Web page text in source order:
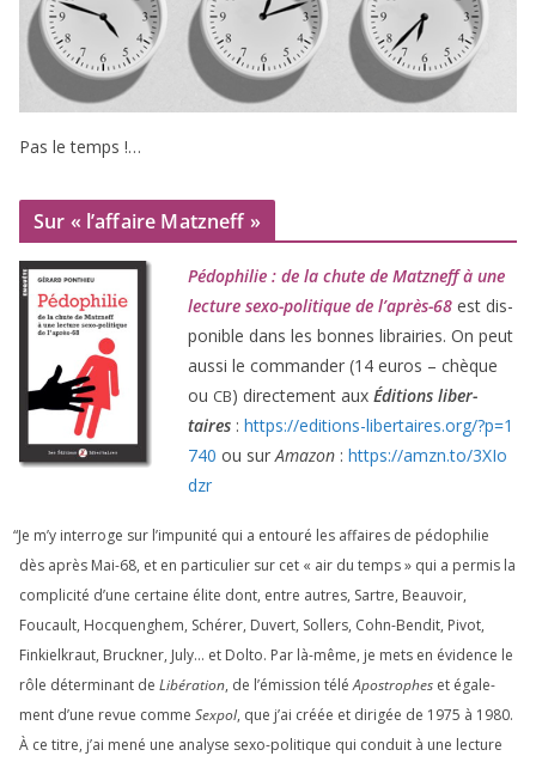
Pas le temps !…
Sur « l’affaire Matzneff »
Pédophilie : de la chute de Matzneff à une
lec­ture sexo-poli­tique de l’après-68 est dis­
po­nible dans les bonnes librai­ries. On peut
aus­si le com­man­der (14 euros – chèque
ou CB) direc­te­ment aux Éditions liber­
taires : https://​edi​tions​-liber​taires​.org/​?​p​=​1
740 ou sur Amazon : https://​amzn​.to/​3​X​I​o​
dzr
“Je m’y inter­roge sur l’impunité qui a entou­ré les affaires de pédo­phi­lie
dès après Mai-68, et en par­ti­cu­lier sur cet « air du temps » qui a per­mis la
com­pli­ci­té d’une cer­taine élite dont, entre autres, Sartre, Beauvoir,
Foucault, Hocquenghem, Schérer, Duvert, Sollers, Cohn-Bendit, Pivot,
Finkielkraut, Bruckner, July… et Dolto. Par là-même, je mets en évi­dence le
rôle déter­mi­nant de Libération, de l’émission téléApostrophes et éga­le­
ment d’une revue comme Sexpol, que j’ai créée et diri­gée de 1975 à 1980.
À ce titre, j’ai mené une ana­lyse sexo-poli­tique qui conduit à une lec­ture